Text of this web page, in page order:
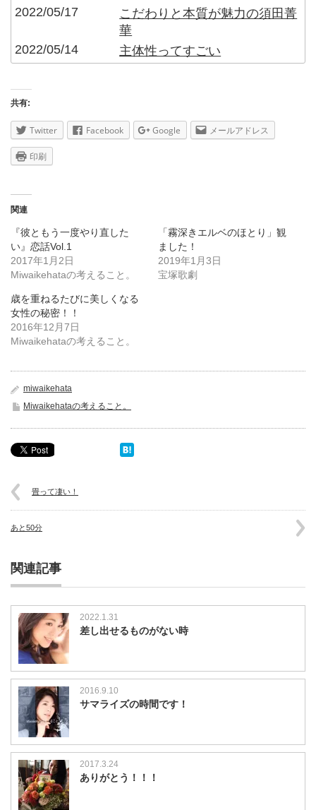
2022/05/17
こだわりと本質が魅力の須田菁
華
2022/05/14
主体性ってすごい
共有:
Twitter Facebook Google メールアドレス
印刷
関連
『彼ともう一度やり直した
い』恋話Vol.1
2017年1月2日
Miwaikehataの考えること。
「霧深きエルベのほとり」観
ました！
2019年1月3日
宝塚歌劇
歳を重ねるたびに美しくなる
女性の秘密！！
2016年12月7日
Miwaikehataの考えること。
miwaikehata
Miwaikehataの考えること。
畳って凄い！
あと50分
関連記事
2022.1.31
差し出せるものがない時
2016.9.10
サマライズの時間です！
2017.3.24
ありがとう！！！